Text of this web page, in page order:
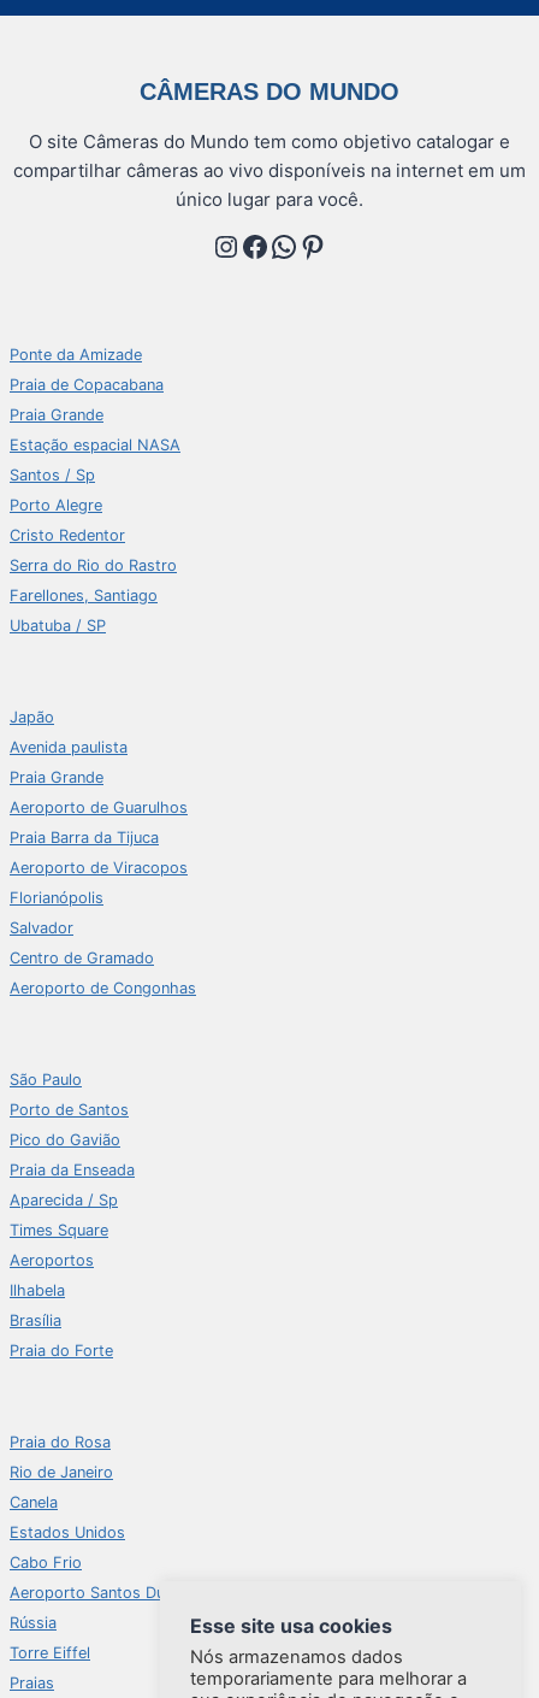
CÂMERAS DO MUNDO
O site Câmeras do Mundo tem como objetivo catalogar e
compartilhar câmeras ao vivo disponíveis na internet em um
único lugar para você.
Instagram
Facebook
WhatsApp
Pinterest
Ponte da Amizade
Praia de Copacabana
Praia Grande
Estação espacial NASA
Santos / Sp
Porto Alegre
Cristo Redentor
Serra do Rio do Rastro
Farellones, Santiago
Ubatuba / SP
Japão
Avenida paulista
Praia Grande
Aeroporto de Guarulhos
Praia Barra da Tijuca
Aeroporto de Viracopos
Florianópolis
Salvador
Centro de Gramado
Aeroporto de Congonhas
São Paulo
Porto de Santos
Pico do Gavião
Praia da Enseada
Aparecida / Sp
Times Square
Aeroportos
Ilhabela
Brasília
Praia do Forte
Praia do Rosa
Rio de Janeiro
Canela
Estados Unidos
Cabo Frio
Aeroporto Santos Dumont
Rússia
Torre Eiffel
Praias
Esse site usa cookies
Nós armazenamos dados
temporariamente para melhorar a